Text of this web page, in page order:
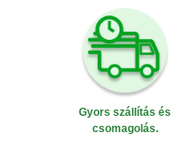
Gyors szállítás és
csomagolás.